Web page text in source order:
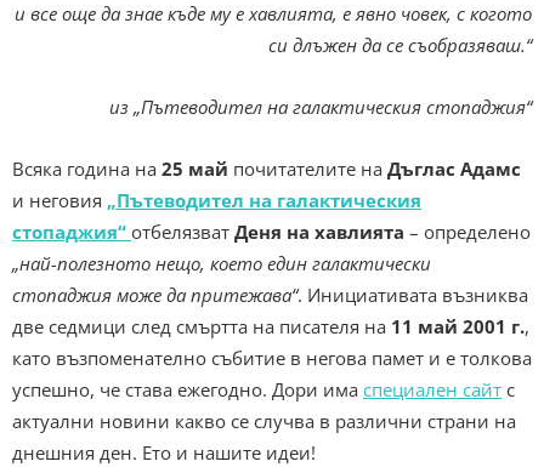
и все още да знае къде му е хавлията, е явно човек, с когото
си длъжен да се съобразяваш.“
из „Пътеводител на галактическия стопаджия“
Всяка година на 25 май почитателите на Дъглас Адамс
и неговия „Пътеводител на галактическия
стопаджия“ отбелязват Деня на хавлията – определено
„най-полезното нещо, което един галактически
стопаджия може да притежава“. Инициативата възниква
две седмици след смъртта на писателя на 11 май 2001 г.,
като възпоменателно събитие в негова памет и е толкова
успешно, че става ежегодно. Дори има специален сайт с
актуални новини какво се случва в различни страни на
днешния ден. Ето и нашите идеи!